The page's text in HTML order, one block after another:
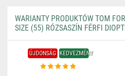
WARIANTY PRODUKTÓW TOM
SIZE (55) RÓZSASZÍN FÉRFI
ÚJDONSÁG KEDVEZMÉNY